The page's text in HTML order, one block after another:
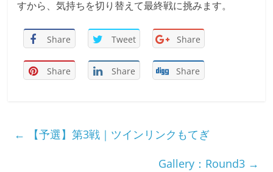
すから、気持ちを切り替えて最終戦に挑みます。
Share Tweet Share
Share Share Share
←
【予選】第3戦｜ツインリンクもてぎ
Gallery：Round3 →